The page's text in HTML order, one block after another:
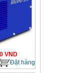
VND
Đặt hàng